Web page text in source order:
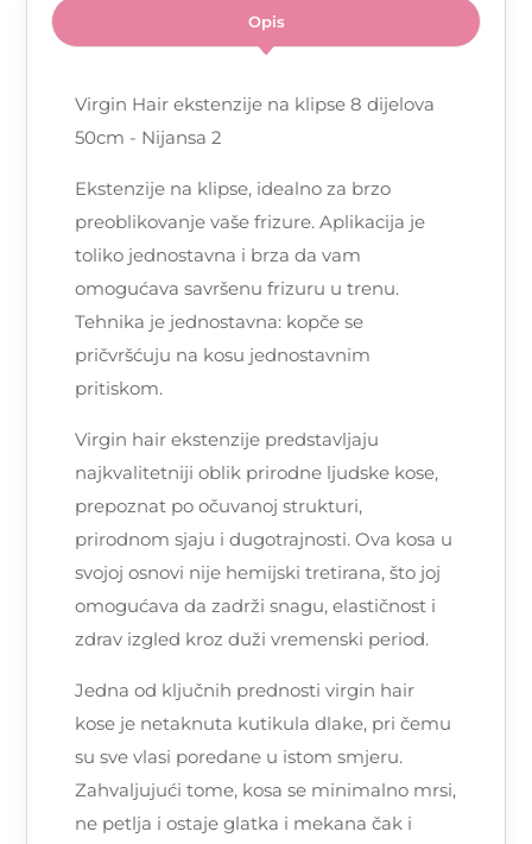
Opis
Virgin Hair ekstenzije na klipse 8 dijelova
50cm - Nijansa 2
Ekstenzije na klipse, idealno za brzo
preoblikovanje vaše frizure. Aplikacija je
toliko jednostavna i brza da vam
omogućava savršenu frizuru u trenu.
Tehnika je jednostavna: kopče se
pričvršćuju na kosu jednostavnim
pritiskom.
Virgin hair ekstenzije predstavljaju
najkvalitetniji oblik prirodne ljudske kose,
prepoznat po očuvanoj strukturi,
prirodnom sjaju i dugotrajnosti. Ova kosa u
svojoj osnovi nije hemijski tretirana, što joj
omogućava da zadrži snagu, elastičnost i
zdrav izgled kroz duži vremenski period.
Jedna od ključnih prednosti virgin hair
kose je netaknuta kutikula dlake, pri čemu
su sve vlasi poredane u istom smjeru.
Zahvaljujući tome, kosa se minimalno mrsi,
ne petlja i ostaje glatka i mekana čak i